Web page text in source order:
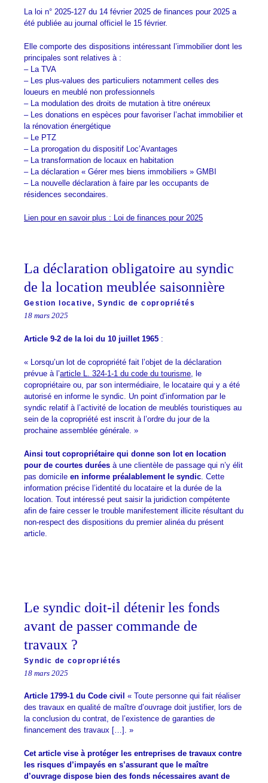
La loi n° 2025-127 du 14 février 2025 de finances pour 2025 a
été publiée au journal officiel le 15 février.
Elle comporte des dispositions intéressant l’immobilier dont les
principales sont relatives à :
– La TVA
– Les plus-values des particuliers notamment celles des
loueurs en meublé non professionnels
– La modulation des droits de mutation à titre onéreux
– Les donations en espèces pour favoriser l’achat immobilier et
la rénovation énergétique
– Le PTZ
– La prorogation du dispositif Loc’Avantages
– La transformation de locaux en habitation
– La déclaration « Gérer mes biens immobiliers » GMBI
– La nouvelle déclaration à faire par les occupants de
résidences secondaires.
Lien pour en savoir plus : Loi de finances pour 2025
La déclaration obligatoire au syndic
de la location meublée saisonnière
Gestion locative,Syndic de copropriétés
18 mars 2025
Article 9-2 de la loi du 10 juillet 1965 :
« Lorsqu’un lot de copropriété fait l’objet de la déclaration
prévue à l’article L. 324-1-1 du code du tourisme , le
copropriétaire ou, par son intermédiaire, le locataire qui y a été
autorisé en informe le syndic. Un point d’information par le
syndic relatif à l’activité de location de meublés touristiques au
sein de la copropriété est inscrit à l’ordre du jour de la
prochaine assemblée générale. »
Ainsi tout copropriétaire qui donne son lot en location
pour de courtes durées à une clientèle de passage qui n’y élit
pas domicile en informe préalablement le syndic . Cette
information précise l’identité du locataire et la durée de la
location. Tout intéressé peut saisir la juridiction compétente
afin de faire cesser le trouble manifestement illicite résultant du
non-respect des dispositions du premier alinéa du présent
article.
Le syndic doit-il détenir les fonds
avant de passer commande de
travaux ?
Syndic de copropriétés
18 mars 2025
Article 1799-1 du Code civil « Toute personne qui fait réaliser
des travaux en qualité de maître d’ouvrage doit justifier, lors de
la conclusion du contrat, de l’existence de garanties de
financement des travaux […]. »
Cet article vise à protéger les entreprises de travaux contre
les risques d’impayés en s’assurant que le maître
d’ouvrage dispose bien des fonds nécessaires avant de